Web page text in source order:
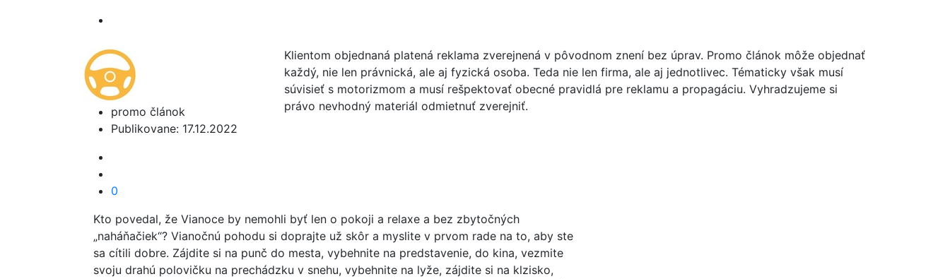
promo článok
Publikovane: 17.12.2022
Klientom objednaná platená reklama zverejnená v pôvodnom znení bez úprav. Promo článok môže objednať
každý, nie len právnická, ale aj fyzická osoba. Teda nie len firma, ale aj jednotlivec. Tématicky však musí
súvisieť s motorizmom a musí rešpektovať obecné pravidlá pre reklamu a propagáciu. Vyhradzujeme si
právo nevhodný materiál odmietnuť zverejniť.
0
Kto povedal, že Vianoce by nemohli byť len o pokoji a relaxe a bez zbytočných
„naháňačiek“? Vianočnú pohodu si doprajte už skôr a myslite v prvom rade na to, aby ste
sa cítili dobre. Zájdite si na punč do mesta, vybehnite na predstavenie, do kina, vezmite
svoju drahú polovičku na prechádzku v snehu, vybehnite na lyže, zájdite si na klzisko,